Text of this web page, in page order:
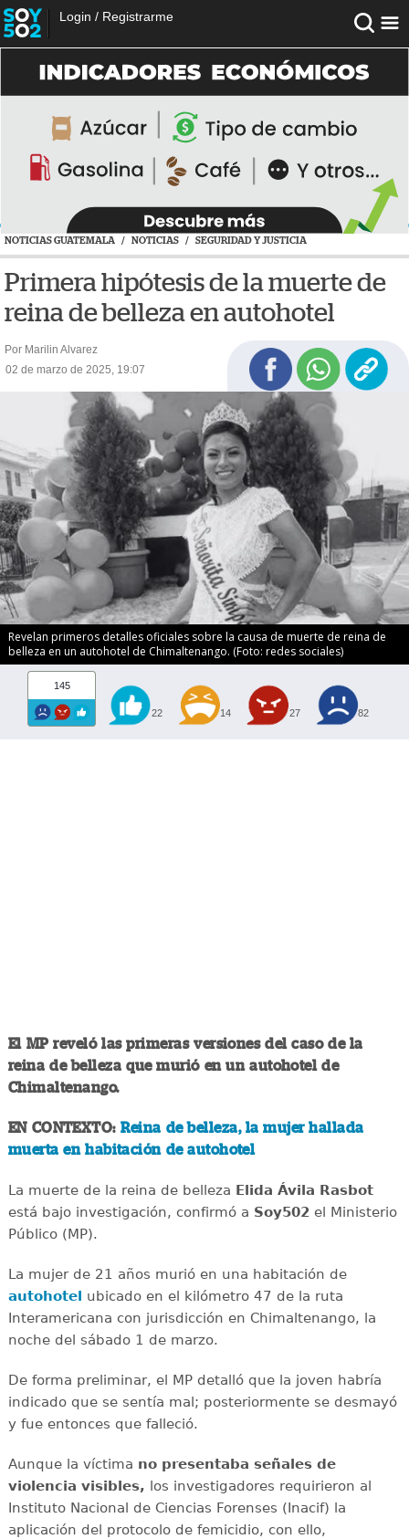
Login / Registrarme
NOTICIAS GUATEMALA / NOTICIAS / SEGURIDAD Y JUSTICIA
Primera hipótesis de la muerte de
reina de belleza en autohotel
Por Marilin Alvarez
02 de marzo de 2025, 19:07
Revelan primeros detalles oficiales sobre la causa de muerte de reina de
belleza en un autohotel de Chimaltenango. (Foto: redes sociales)
145
22 14 27 82
El MP reveló las primeras versiones del caso de la
reina de belleza que murió en un autohotel de
Chimaltenango.
EN CONTEXTO: Reina de belleza, la mujer hallada
muerta en habitación de autohotel
La muerte de la reina de belleza Elida Ávila Rasbot
está bajo investigación, confirmó a Soy502el Ministerio
Público (MP).
La mujer de 21 años murió en una habitación de
autohotel ubicado en el kilómetro 47 de la ruta
Interamericana con jurisdicción en Chimaltenango, la
noche del sábado 1 de marzo.
De forma preliminar, el MP detalló que la joven habría
indicado que se sentía mal; posteriormente se desmayó
y fue entonces que falleció.
Aunque la víctima no presentaba señales de
violencia visibles, los investigadores requirieron al
Instituto Nacional de Ciencias Forenses (Inacif) la
aplicación del protocolo de femicidio, con ello,